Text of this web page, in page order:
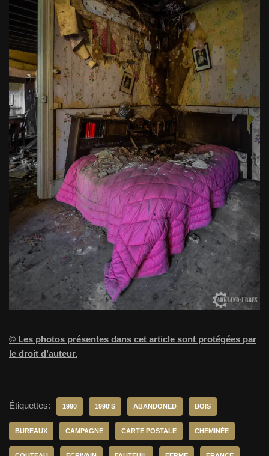
© Les photos présentes dans cet article sont protégées par
le droit d’auteur.
Étiquettes: 1990 1990'S ABANDONED BOIS
BUREAUX CAMPAGNE CARTE POSTALE CHEMINÉE